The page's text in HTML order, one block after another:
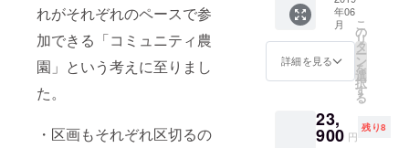
れがそれぞれのペースで参
加できる「コミュニティ農
園」という考えに至りまし
た。
・区画もそれぞれ区切るの
園の活
動が始
まった
ころの
に、ク
ラウド
す。開
催期間
中（約2
か月）
iitoco!!
のフ
ンタル
です。
※こちら
のリ
ターン
は長野
地域限
定で
年06
月
詳細を見る
こ
の
リ
タ
ー
ン
を
選
択
す
る
23,
900 円
残り8